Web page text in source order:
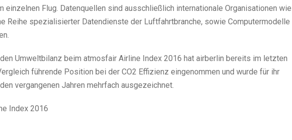
einzelnen Flug. Datenquellen sind ausschließlich internationale Organisationen wie
Reihe spezialisierter Datendienste der Luftfahrtbranche, sowie Computermodelle
Umweltbilanz beim atmosfair Airline Index 2016 hat airberlin bereits im letzten
führende Position bei der CO2 Effizienz eingenommen und wurde für ihr
vergangenen Jahren mehrfach ausgezeichnet.
Index 2016